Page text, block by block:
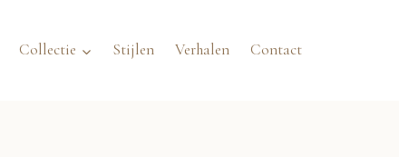
Collectie Stijlen Verhalen Contact